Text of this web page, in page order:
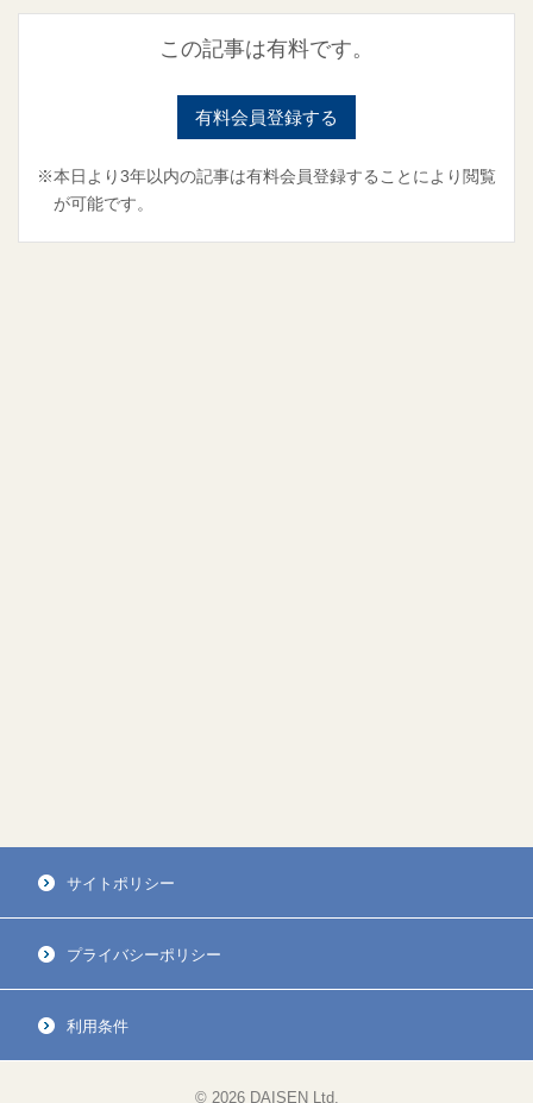
この記事は有料です。
有料会員登録する
※本日より3年以内の記事は有料会員登録することにより閲覧
が可能です。
サイトポリシー
プライバシーポリシー
利用条件
© 2026 DAISEN Ltd.